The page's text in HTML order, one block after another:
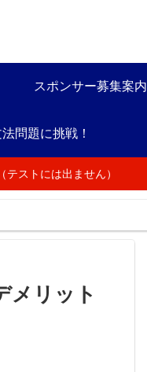
スポンサー募集案内
問題に挑戦！
ストには出ません）
メリット